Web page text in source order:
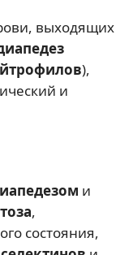
выходящих
),
и
и
,
состояния,